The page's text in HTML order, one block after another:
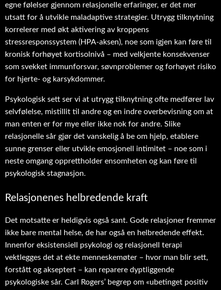
egne følelser gjennom relasjonelle erfaringer, er det mer
utsatt for å utvikle maladaptive strategier. Utrygg tilknytning
korrelerer med økt aktivering av kroppens
stressresponssystem (HPA-aksen), noe som igjen kan føre til
kronisk forhøyet kortisolnivå – med velkjente konsekvenser
som svekket immunforsvar, søvnproblemer og forhøyet risiko
for hjerte- og karsykdommer.
Psykologisk sett ser vi at utrygg tilknytning ofte medfører lav
selvfølelse, mistillit til andre og en indre overbevisning om at
man enten er for mye eller ikke nok for andre. Slike
relasjonelle sår gjør det vanskelig å be om hjelp, etablere
sunne grenser eller utvikle emosjonell intimitet – noe som i
neste omgang opprettholder ensomheten og kan føre til
psykologisk stagnasjon.
Relasjonenes helbredende kraft
Det motsatte er heldigvis også sant. Gode relasjoner fremmer
ikke bare mental helse, de har også en helbredende effekt.
Innenfor eksistensiell psykologi og relasjonell terapi
vektlegges det at ekte menneskemøter – hvor man blir sett,
forstått og akseptert – kan reparere dyptliggende
psykologiske sår. Carl Rogers’ begrep om «ubetinget positiv